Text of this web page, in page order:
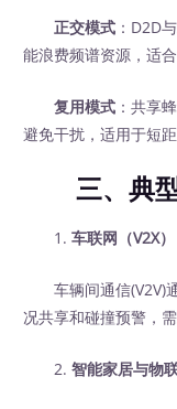
正交模式 ：D2D
能浪费频谱资源，适合
复用模式 ：共享
避免干扰，适用于短距
三、典型
1.车联网（V2X）
车辆间通信(V2V)
况共享和碰撞预警，
2.智能家居与物